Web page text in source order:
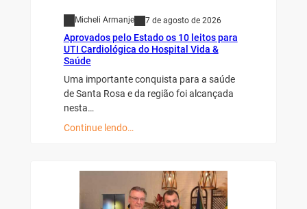
Micheli Armanje 7 de agosto de 2026
Aprovados pelo Estado os 10 leitos para
UTI Cardiológica do Hospital Vida &
Saúde
Uma importante conquista para a saúde
de Santa Rosa e da região foi alcançada
nesta…
Continue lendo…